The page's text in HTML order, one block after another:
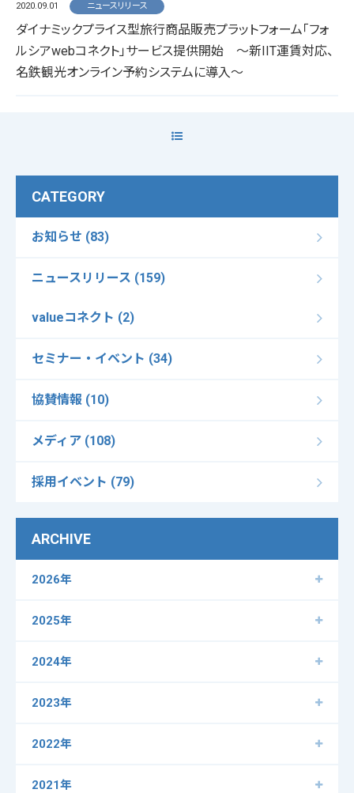
2020.09.01 ニュースリリース
ダイナミックプライス型旅行商品販売プラットフォーム「フォ
ルシアwebコネクト」サービス提供開始 ～新IIT運賃対応、
名鉄観光オンライン予約システムに導入～
CATEGORY
お知らせ (83)
ニュースリリース (159)
valueコネクト (2)
セミナー・イベント (34)
協賛情報 (10)
メディア (108)
採用イベント (79)
ARCHIVE
2026年
2025年
2024年
2023年
2022年
2021年